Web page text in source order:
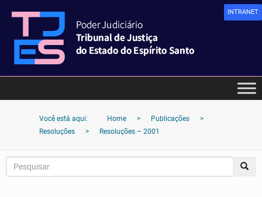
INTRANET
Você está aqui: Home > Publicações
>
Resoluções
> Resoluções – 2001